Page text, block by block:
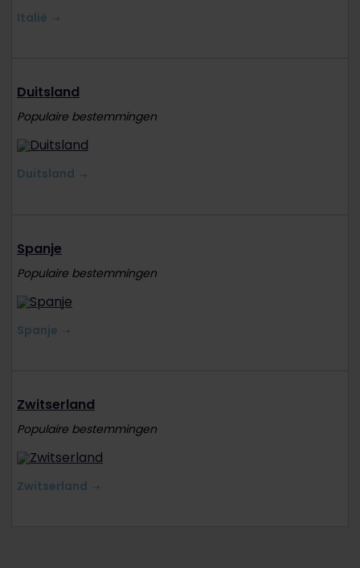
Italië
Duitsland
Populaire bestemmingen
Duitsland
Spanje
Populaire bestemmingen
Spanje
Zwitserland
Populaire bestemmingen
Zwitserland